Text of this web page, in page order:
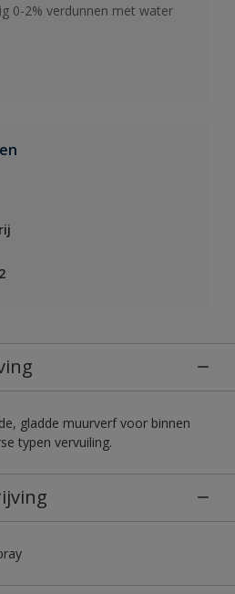
0-2% verdunnen met water
gladde muurverf voor binnen
typen vervuiling.